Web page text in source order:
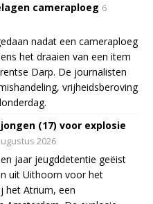
cameraploeg 6
nadat een cameraploeg
het draaien van een item
Darp. De journalisten
vrijheidsberoving
(17) voor explosie
2026
jaar jeugddetentie geëist
uit Uithoorn voor het
het Atrium, een